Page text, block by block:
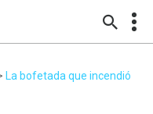
La bofetada que incendió